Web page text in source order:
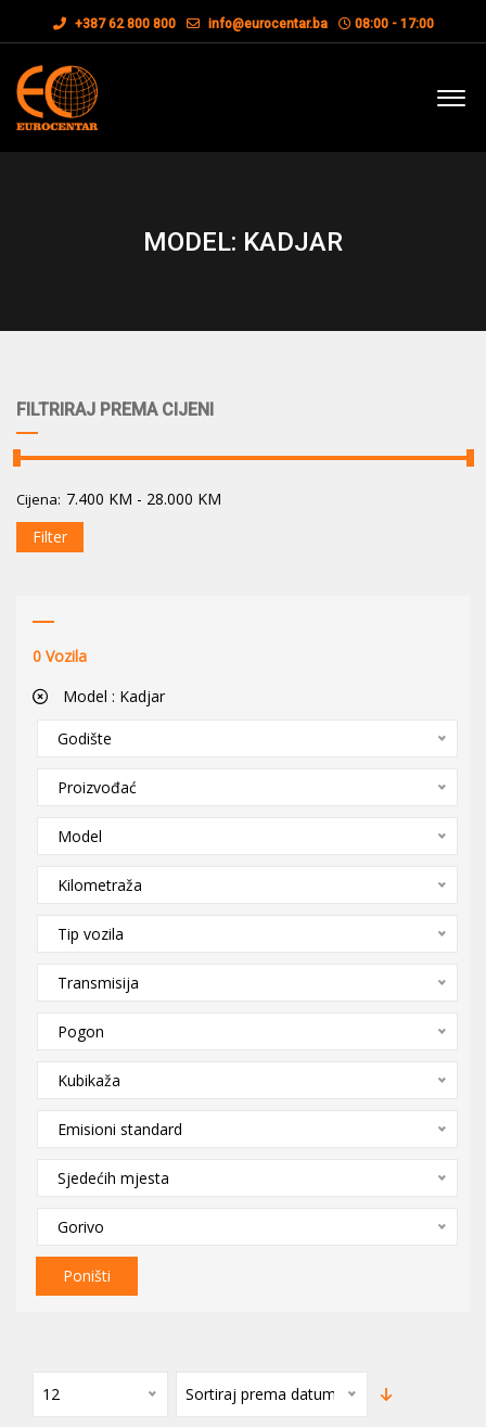
+387 62 800 800 info@eurocentar.ba 08:00 - 17:00
MODEL: KADJAR
FILTRIRAJ PREMA CIJENI
Cijena: 7.400 KM - 28.000 KM
Filter
0 Vozila
Model : Kadjar
Godište
Proizvođać
Model
Kilometraža
Tip vozila
Transmisija
Pogon
Kubikaža
Emisioni standard
Sjedećih mjesta
Gorivo
Poništi
12 Sortiraj prema datumu